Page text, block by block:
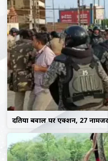
दतिया बवाल पर एक्शन, 27